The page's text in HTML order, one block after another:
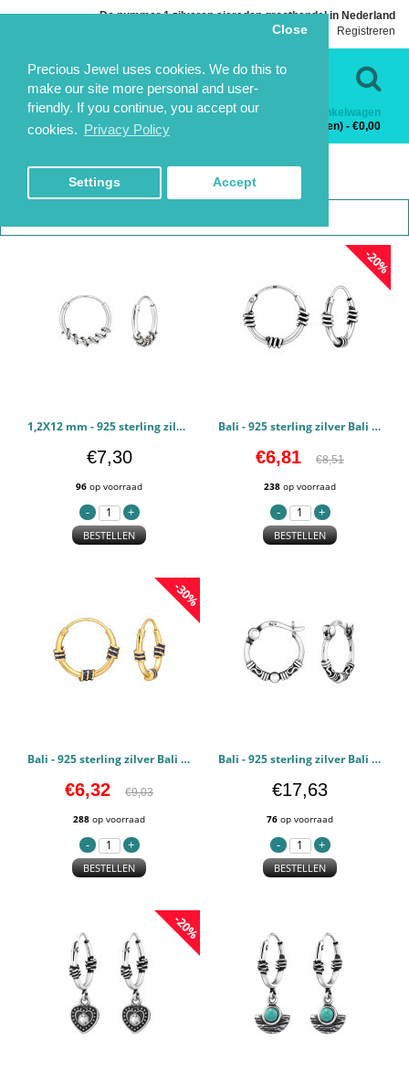
Precious Jewel uses cookies. We do this to
make our site more personal and user-
friendly. If you continue, you accept our
cookies. Privacy Policy
Close
Settings Accept
De nummer 1 zilveren sieraden groothandel in Nederland
Inloggen
Registreren
Categorieën
Winkelwagen
0 product(en) - €0,00
HOME ZILVEREN OORBELLEN BALI OORBELLEN
BALI OORBELLEN
1,2X12 mm - 925 sterling zilver Bali oorbellen PCJW49855
€7,30
96 op voorraad
BESTELLEN
-20%
Bali - 925 sterling zilver Bali oorbellen PCJW49252
€6,81 €8,51
238 op voorraad
BESTELLEN
-30%
Bali - 925 sterling zilver Bali oorbellen PCJW49251
€6,32 €9,03
288 op voorraad
BESTELLEN
Bali - 925 sterling zilver Bali oorbellen PCJW48416
€17,63
76 op voorraad
BESTELLEN
-20%